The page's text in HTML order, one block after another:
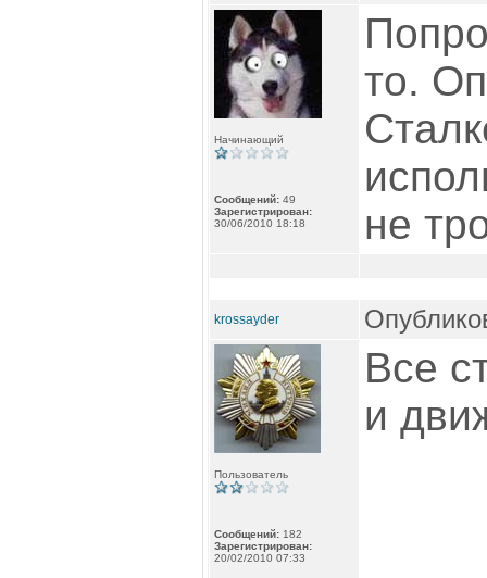
Начинающий
Сообщений: 49
Зарегистрирован:
30/06/2010 18:18
то.
не
krossayder
Пользователь
Сообщений: 182
Зарегистрирован:
20/02/2010 07:33
Все
и